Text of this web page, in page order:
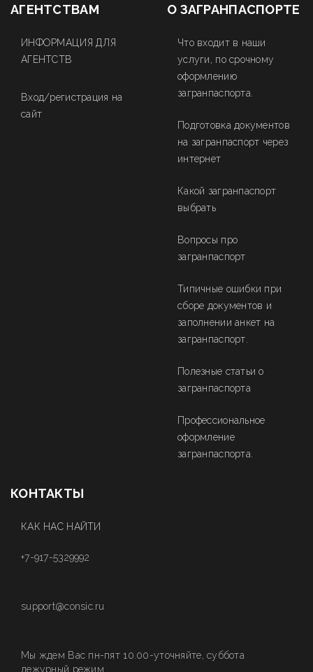
АГЕНТСТВАМ
ИНФОРМАЦИЯ ДЛЯ
АГЕНТСТВ
Вход/регистрация на
сайт
О ЗАГРАНПАСПОРТЕ
Что входит в наши
услуги, по срочному
оформлению
загранпаспорта.
Подготовка документов
на загранпаспорт через
интернет
Какой загранпаспорт
выбрать
Вопросы про
загранпаспорт
Типичные ошибки при
сборе документов и
заполнении анкет на
загранпаспорт.
Полезные статьи о
загранпаспорта
Профессиональное
оформление
загранпаспорта.
КОНТАКТЫ
КАК НАС НАЙТИ
+7-917-5329992
support@consic.ru
Мы ждем Вас пн-пят 10.00-уточняйте, суббота
дежурный режим.